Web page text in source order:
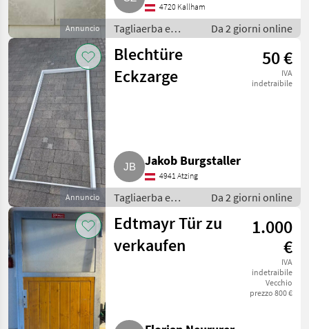
Annuncio
4720 Kallham
Tagliaerba e
macchine da
giardinaggio /
Porte e finestre
Da 2 giorni online
Annuncio
Blechtüre
Eckzarge
50 €
IVA
indetraibile
Jakob Burgstaller
4941 Atzing
Tagliaerba e
macchine da
giardinaggio /
Porte e finestre
Da 2 giorni online
Edtmayr Tür zu
verkaufen
1.000
€
IVA
indetraibile
Vecchio
prezzo 800 €